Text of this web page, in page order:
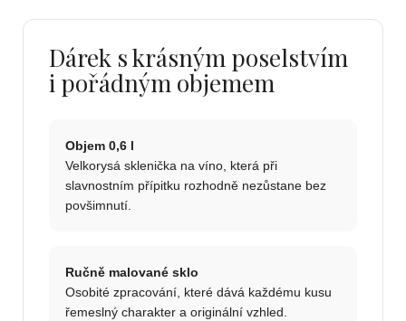
Dárek s krásným poselstvím
i pořádným objemem
Objem 0,6 l
Velkorysá sklenička na víno, která při
slavnostním přípitku rozhodně nezůstane bez
povšimnutí.
Ručně malované sklo
Osobité zpracování, které dává každému kusu
řemeslný charakter a originální vzhled.